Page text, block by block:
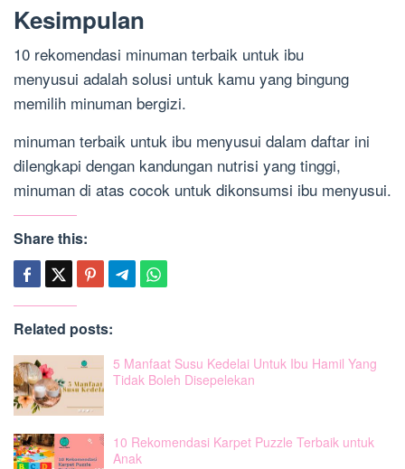
Kesimpulan
10 rekomendasi minuman terbaik untuk ibu
menyusui adalah solusi untuk kamu yang bingung
memilih minuman bergizi.
minuman terbaik untuk ibu menyusui dalam daftar ini
dilengkapi dengan kandungan nutrisi yang tinggi,
minuman di atas cocok untuk dikonsumsi ibu menyusui.
Share this:
Related posts:
5 Manfaat Susu Kedelai Untuk Ibu Hamil Yang
Tidak Boleh Disepelekan
10 Rekomendasi Karpet Puzzle Terbaik untuk
Anak